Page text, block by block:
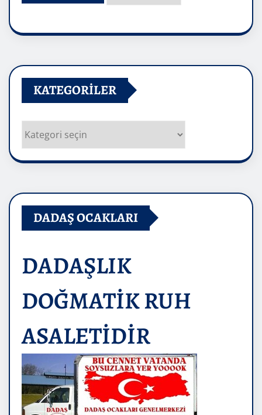
KATEGORILER
Kategoriler
DADAŞ OCAKLARI
DADAŞLIK
DOĞMATİK RUH
ASALETİDİR